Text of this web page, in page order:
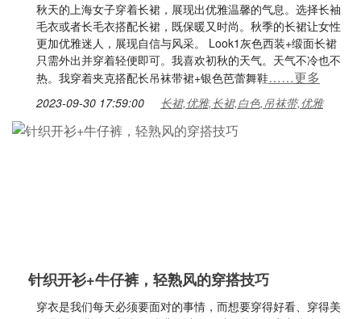
秋天的上海女子穿着长裙，展现出优雅温馨的气息。选择长袖
毛衣或者长毛衣搭配长裙，既保暖又时尚。秋季的长裙让女性
更加优雅迷人，展现自信与风采。 Look1灰色西装+缎面长裙
只需外出并穿着轻便即可。我喜欢初秋的天气。天气不冷也不
热。我穿着夹克搭配长吊袜带裙+银色芭蕾舞鞋……更多
2023-09-30 17:59:00 长裙,优雅,长裙,白色,吊袜带,优雅
针织开衫+牛仔裤，轻熟风的穿搭技巧
穿衣是我们每天必须要面对的事情，而想要穿得好看、穿得美